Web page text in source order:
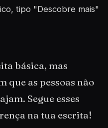
tipo "Descobre mais"
básica, mas
que as pessoas não
Segue esses
na tua escrita!